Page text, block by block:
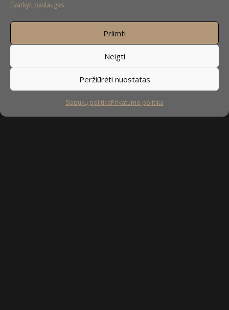
Tvarkyti paslaugas
Priimti
Neigti
Peržiūrėti nuostatas
Slapukų politikaPrivatumo politika
Sekite mus